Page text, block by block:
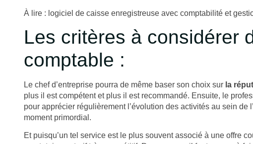
À lire : logiciel de caisse enregistreuse avec comptabilité et
Les critères à considérer
comptable :
Le chef d’entreprise pourra de même baser son choix sur la
plus il est compétent et plus il est recommandé. Ensuite, le
pour apprécier régulièrement l’évolution des activités au sein de
moment primordial.
Et puisqu’un tel service est le plus souvent associé à une offre